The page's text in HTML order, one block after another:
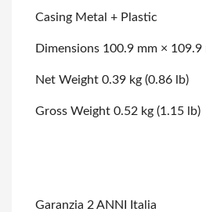
Casing Metal + Plastic
Dimensions 100.9 mm × 109.9
Net Weight 0.39 kg (0.86 lb)
Gross Weight 0.52 kg (1.15 lb)
Garanzia 2 ANNI Italia